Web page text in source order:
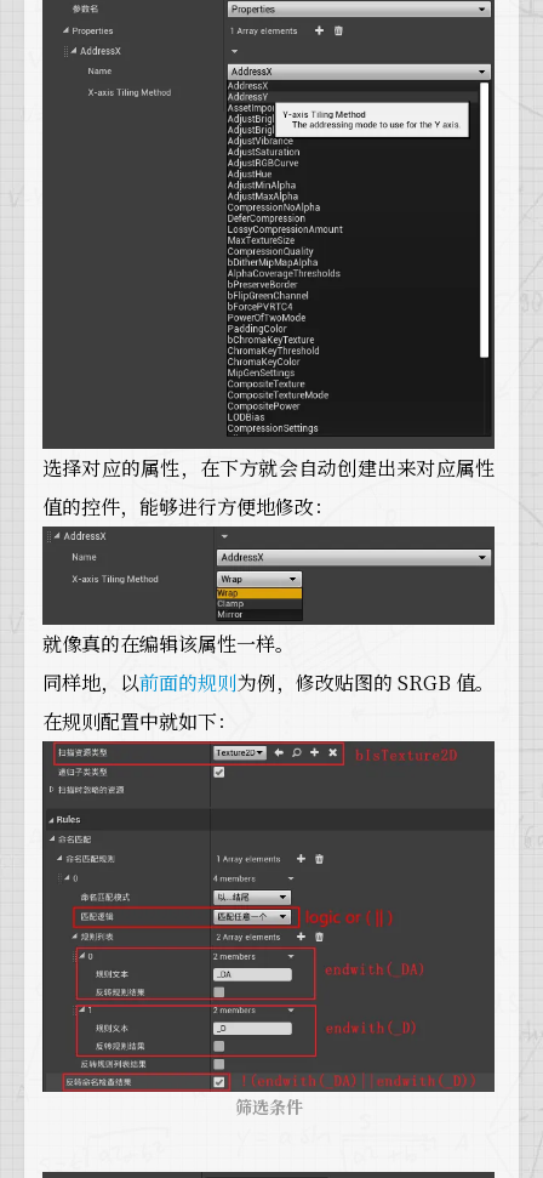
选择对应的属性，在下方就会自动创建出来对应属性
值的控件，能够进行方便地修改：
就像真的在编辑该属性一样。
同样地，以前面的规则为例，修改贴图的 SRGB 值。
在规则配置中就如下：
筛选条件